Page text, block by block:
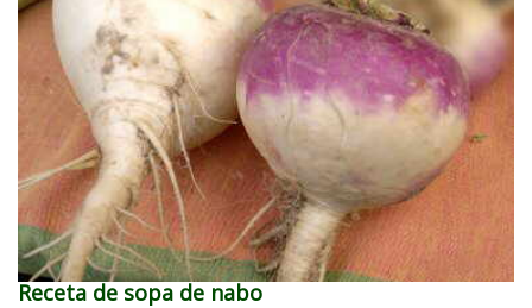
Receta de sopa de nabo